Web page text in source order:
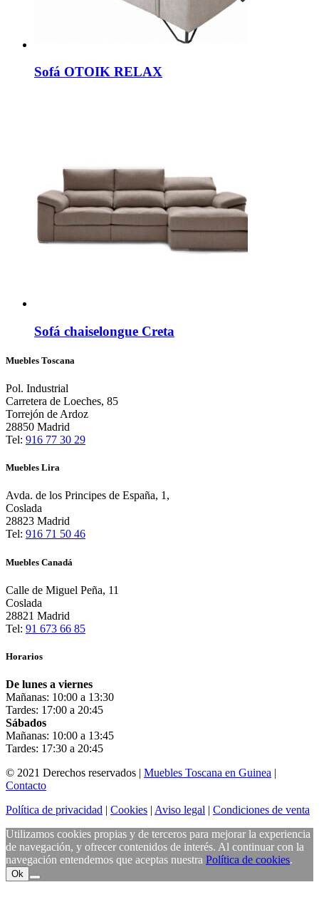
Sofá OTOIK RELAX
Sofá chaiselongue Creta
Muebles Toscana
Pol. Industrial
Carretera de Loeches, 85
Torrejón de Ardoz
28850 Madrid
Tel: 916 77 30 29
Muebles Lira
Avda. de los Principes de España, 1,
Coslada
28823 Madrid
Tel: 916 71 50 46
Muebles Canadá
Calle de Miguel Peña, 11
Coslada
28821 Madrid
Tel: 91 673 66 85
Horarios
De lunes a viernes
Mañanas: 10:00 a 13:30
Tardes: 17:00 a 20:45
Sábados
Mañanas: 10:00 a 13:45
Tardes: 17:30 a 20:45
© 2021 Derechos reservados | Muebles Toscana en Guinea |
Contacto
Política de privacidad | Cookies | Aviso legal | Condiciones de venta
Utilizamos cookies propias y de terceros para mejorar la experiencia
de navegación, y ofrecer contenidos de interés. Al continuar con la
navegación entendemos que aceptas nuestra Política de cookies.
Ok